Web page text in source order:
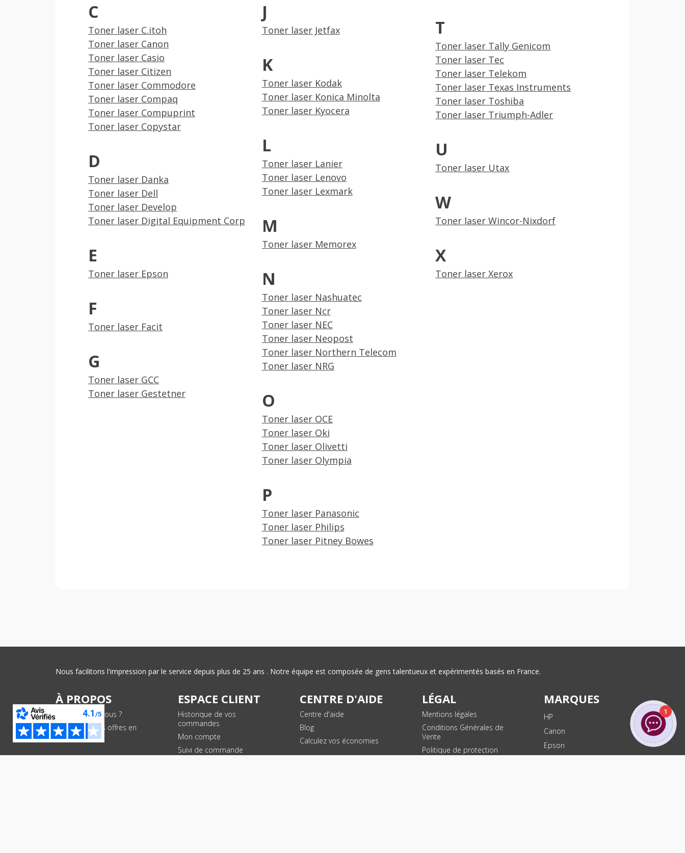
C
Toner laser C.itoh
Toner laser Canon
Toner laser Casio
Toner laser Citizen
Toner laser Commodore
Toner laser Compaq
Toner laser Compuprint
Toner laser Copystar
D
Toner laser Danka
Toner laser Dell
Toner laser Develop
Toner laser Digital Equipment Corp
E
Toner laser Epson
F
Toner laser Facit
G
Toner laser GCC
Toner laser Gestetner
J
Toner laser Jetfax
K
Toner laser Kodak
Toner laser Konica Minolta
Toner laser Kyocera
L
Toner laser Lanier
Toner laser Lenovo
Toner laser Lexmark
M
Toner laser Memorex
N
Toner laser Nashuatec
Toner laser Ncr
Toner laser NEC
Toner laser Neopost
Toner laser Northern Telecom
Toner laser NRG
O
Toner laser OCE
Toner laser Oki
Toner laser Olivetti
Toner laser Olympia
P
Toner laser Panasonic
Toner laser Philips
Toner laser Pitney Bowes
T
Toner laser Tally Genicom
Toner laser Tec
Toner laser Telekom
Toner laser Texas Instruments
Toner laser Toshiba
Toner laser Triumph-Adler
U
Toner laser Utax
W
Toner laser Wincor-Nixdorf
X
Toner laser Xerox
Nous facilitons l'impression par le service depuis plus de 25 ans . Notre équipe est composée de gens talentueux et expérimentés basés en France.
À PROPOS
Qui sommes-nous ?
Conditions des offres en
cours
ESPACE CLIENT
Historique de vos
commandes
Mon compte
Suivi de commande
CENTRE D'AIDE
Centre d'aide
Blog
Calculez vos économies
LÉGAL
Mentions légales
Conditions Générales de
Vente
Politique de protection
MARQUES
HP
Canon
Epson
1